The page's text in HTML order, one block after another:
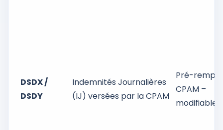
DSDX /
DSDY
Indemnités Journalières
(IJ) versées par la CPAM
Pré-rempli
CPAM –
modifiable